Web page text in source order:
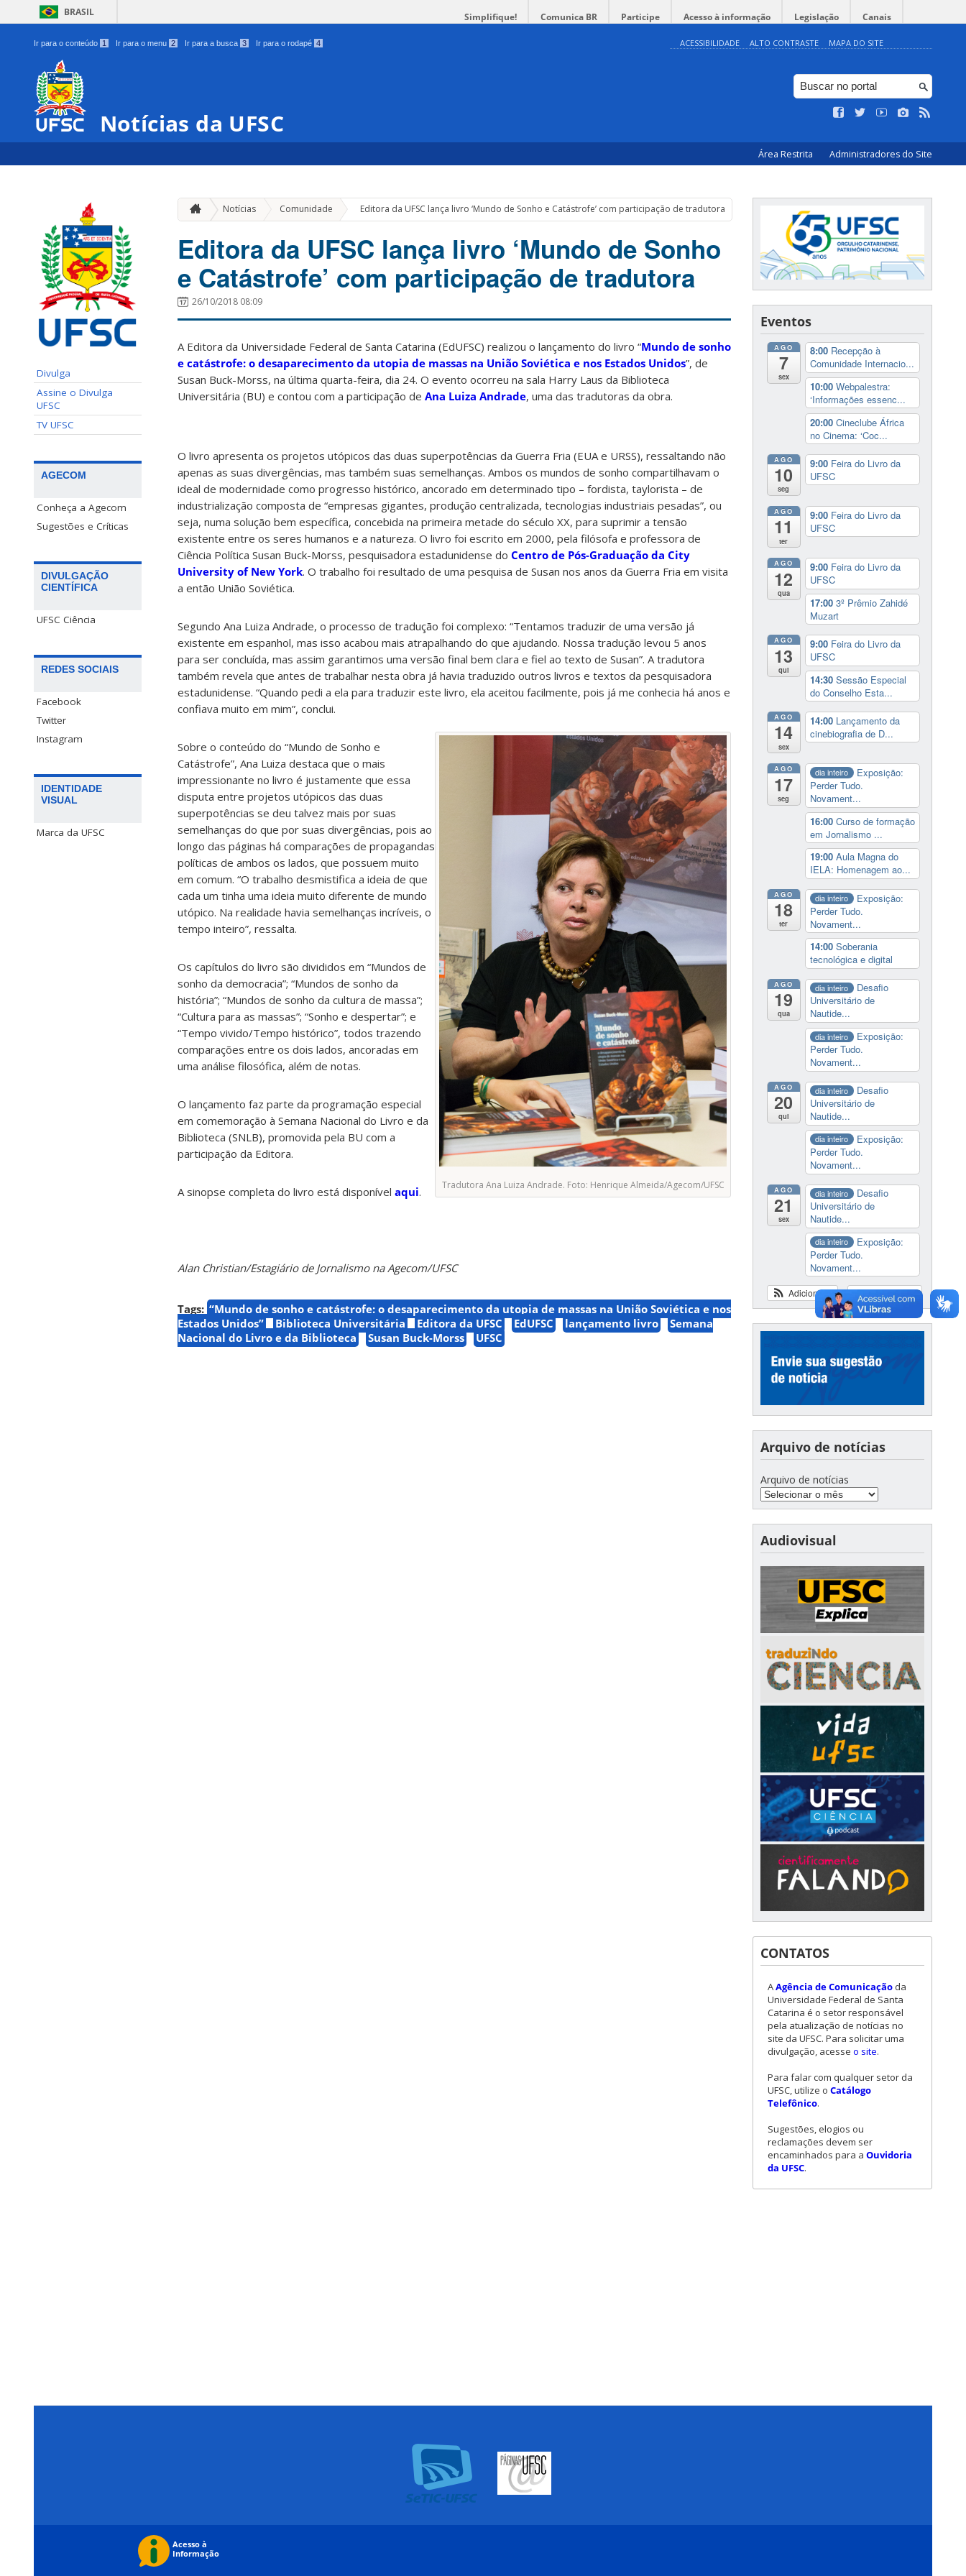
BRASIL Simplifique! Comunica BR Participe Acesso à informação Legislação Canais
Ir para o conteúdo 1 Ir para o menu 2 Ir para a busca 3 Ir para o rodapé 4 ACESSIBILIDADE ALTO CONTRASTE MAPA DO SITE
Notícias da UFSC
Área Restrita Administradores do Site
Divulga
Assine o Divulga
UFSC
TV UFSC
AGECOM
Conheça a Agecom
Sugestões e Críticas
DIVULGAÇÃO
CIENTÍFICA
UFSC Ciência
REDES SOCIAIS
Facebook
Twitter
Instagram
IDENTIDADE
VISUAL
Marca da UFSC
Notícias Comunidade » Editora da UFSC lança livro ‘Mundo de Sonho e Catástrofe’ com participação de tradutora
Editora da UFSC lança livro ‘Mundo de Sonho
e Catástrofe’ com participação de tradutora
26/10/2018 08:09
A Editora da Universidade Federal de Santa Catarina (EdUFSC) realizou o lançamento do livro “Mundo de sonho
e catástrofe: o desaparecimento da utopia de massas na União Soviética e nos Estados Unidos”, de
Susan Buck-Morss, na última quarta-feira, dia 24. O evento ocorreu na sala Harry Laus da Biblioteca
Universitária (BU) e contou com a participação de Ana Luiza Andrade, uma das tradutoras da obra.
O livro apresenta os projetos utópicos das duas superpotências da Guerra Fria (EUA e URSS), ressaltando não
apenas as suas divergências, mas também suas semelhanças. Ambos os mundos de sonho compartilhavam o
ideal de modernidade como progresso histórico, ancorado em determinado tipo – fordista, taylorista – de
industrialização composta de “empresas gigantes, produção centralizada, tecnologias industriais pesadas”, ou
seja, numa solução bem específica, concebida na primeira metade do século XX, para suprimir a tensão
existente entre os seres humanos e a natureza. O livro foi escrito em 2000, pela filósofa e professora de
Ciência Política Susan Buck-Morss, pesquisadora estadunidense do Centro de Pós-Graduação da City
University of New York. O trabalho foi resultado de uma pesquisa de Susan nos anos da Guerra Fria em visita
a então União Soviética.
Segundo Ana Luiza Andrade, o processo de tradução foi complexo: “Tentamos traduzir de uma versão já
existente em espanhol, mas isso acabou mais atrapalhando do que ajudando. Nossa tradução levou 5 anos
para ser concluída, mas assim garantimos uma versão final bem clara e fiel ao texto de Susan”. A tradutora
também revela que antes de trabalhar nesta obra já havia traduzido outros livros e textos da pesquisadora
estadunidense. “Quando pedi a ela para traduzir este livro, ela aceitou facilmente, pois já me conhecia há anos e
confiava muito em mim”, conclui.
Tradutora Ana Luiza Andrade. Foto: Henrique Almeida/Agecom/UFSC
Sobre o conteúdo do “Mundo de Sonho e
Catástrofe”, Ana Luiza destaca que o mais
impressionante no livro é justamente que essa
disputa entre projetos utópicos das duas
superpotências se deu talvez mais por suas
semelhanças do que por suas divergências, pois ao
longo das páginas há comparações de propagandas
políticas de ambos os lados, que possuem muito
em comum. “O trabalho desmistifica a ideia de que
cada um tinha uma ideia muito diferente de mundo
utópico. Na realidade havia semelhanças incríveis, o
tempo inteiro”, ressalta.
Os capítulos do livro são divididos em “Mundos de
sonho da democracia”; “Mundos de sonho da
história”; “Mundos de sonho da cultura de massa”;
“Cultura para as massas”; “Sonho e despertar”; e
“Tempo vivido/Tempo histórico”, todos trazendo
comparações entre os dois lados, ancoradas em
uma análise filosófica, além de notas.
O lançamento faz parte da programação especial
em comemoração à Semana Nacional do Livro e da
Biblioteca (SNLB), promovida pela BU com a
participação da Editora.
A sinopse completa do livro está disponível aqui.
Alan Christian/Estagiário de Jornalismo na Agecom/UFSC
Tags: “Mundo de sonho e catástrofe: o desaparecimento da utopia de massas na União Soviética e nos
Estados Unidos”
Biblioteca Universitária Editora da UFSC EdUFSC lançamento livro
Semana
Nacional do Livro e da Biblioteca
Susan Buck-Morss UFSC
Eventos
AGO
7
sex
8:00 Recepção à
Comunidade Internacio...
10:00 Webpalestra:
‘Informações essenc...
20:00 Cineclube África
no Cinema: ‘Coc...
AGO
10
seg
9:00 Feira do Livro da
UFSC
AGO
11
ter
9:00 Feira do Livro da
UFSC
AGO
12
qua
9:00 Feira do Livro da
UFSC
17:00 3º Prêmio Zahidé
Muzart
AGO
13
qui
9:00 Feira do Livro da
UFSC
14:30 Sessão Especial
do Conselho Esta...
AGO
14
sex
14:00 Lançamento da
cinebiografia de D...
AGO
17
seg
dia inteiro
Exposição:
Perder Tudo.
Novament...
16:00 Curso de formação
em Jornalismo ...
19:00 Aula Magna do
IELA: Homenagem ao...
AGO
18
ter
dia inteiro
Exposição:
Perder Tudo.
Novament...
14:00 Soberania
tecnológica e digital
AGO
19
qua
dia inteiro
Desafio
Universitário de
Nautide...
dia inteiro
Exposição:
Perder Tudo.
Novament...
AGO
20
qui
dia inteiro
Desafio
Universitário de
Nautide...
dia inteiro
Exposição:
Perder Tudo.
Novament...
AGO
21
sex
dia inteiro
Desafio
Universitário de
Nautide...
dia inteiro
Exposição:
Perder Tudo.
Novament...
Ver calendário
Adicionar
Arquivo de notícias
Arquivo de notícias
Audiovisual
CONTATOS
AAgência de Comunicação da
Universidade Federal de Santa
Catarina é o setor responsável
pela atualização de notícias no
site da UFSC. Para solicitar uma
divulgação, acesse o site.
Para falar com qualquer setor da
UFSC, utilize o Catálogo
Telefônico.
Sugestões, elogios ou
reclamações devem ser
encaminhados para a Ouvidoria
da UFSC.